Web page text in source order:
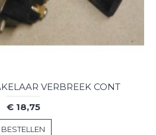
VERBREEK CONT
€ 18,75
BESTELLEN